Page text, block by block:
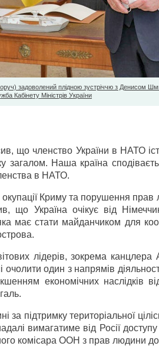
задоволений плідною зустріччю з Денисом
Кабінету Міністрів України
що членство України в НАТО
загалом. Наша країна
в НАТО.
окупації Криму та порушення
що Україна очікує від
має стати майданчиком для
лідерів, зокрема канцлера
один з напрямів
економічних наслідків
підтримку територіальної
вимагатиме від Росії
комісара ООН з прав людини